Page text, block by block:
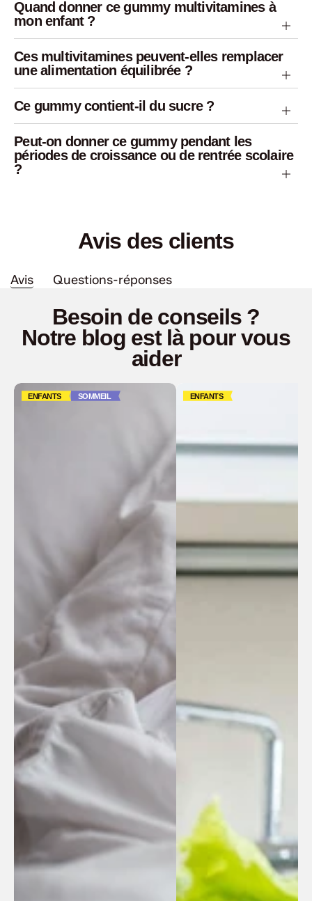
Quand donner ce gummy multivitamines à
mon enfant ?
Ces multivitamines peuvent-elles remplacer
une alimentation équilibrée ?
Ce gummy contient-il du sucre ?
Peut-on donner ce gummy pendant les
périodes de croissance ou de rentrée scolaire
?
Avis des clients
Avis Questions-réponses
Besoin de conseils ?
Notre blog est là pour vous
aider
ENFANTS SOMMEIL ENFANTS